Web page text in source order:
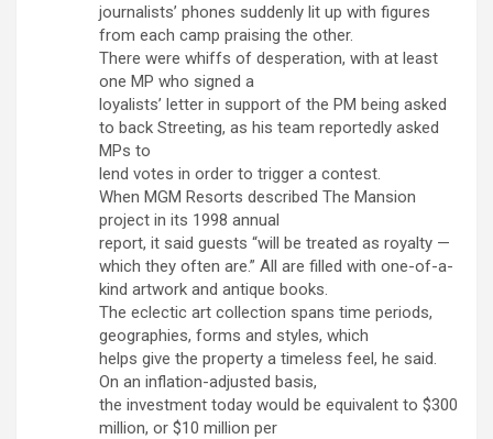
journalists’ phones suddenly lit up with figures
from each camp praising the other.
There were whiffs of desperation, with at least
one MP who signed a
loyalists’ letter in support of the PM being asked
to back Streeting, as his team reportedly asked
MPs to
lend votes in order to trigger a contest.
When MGM Resorts described The Mansion
project in its 1998 annual
report, it said guests “will be treated as royalty —
which they often are.” All are filled with one-of-a-
kind artwork and antique books.
The eclectic art collection spans time periods,
geographies, forms and styles, which
helps give the property a timeless feel, he said.
On an inflation-adjusted basis,
the investment today would be equivalent to $300
million, or $10 million per